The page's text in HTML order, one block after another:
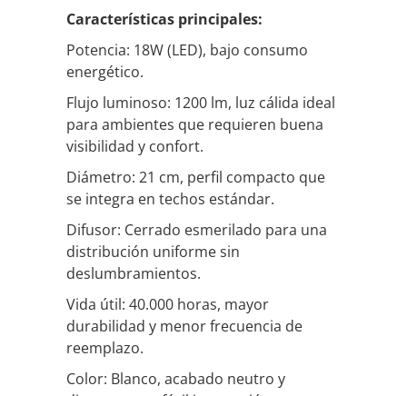
Características principales:
Potencia: 18W (LED), bajo consumo
energético.
Flujo luminoso: 1200 lm, luz cálida ideal
para ambientes que requieren buena
visibilidad y confort.
Diámetro: 21 cm, perfil compacto que
se integra en techos estándar.
Difusor: Cerrado esmerilado para una
distribución uniforme sin
deslumbramientos.
Vida útil: 40.000 horas, mayor
durabilidad y menor frecuencia de
reemplazo.
Color: Blanco, acabado neutro y